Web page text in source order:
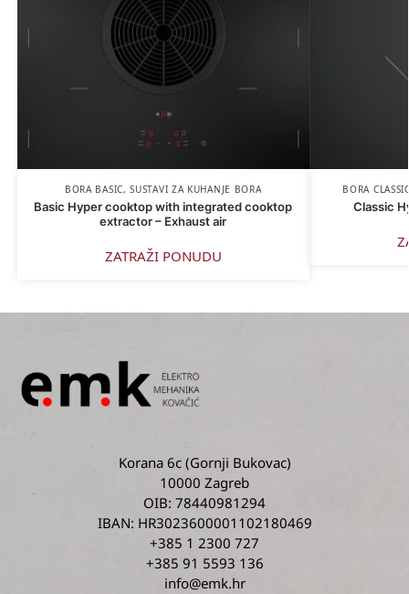
BORA BASIC,SUSTAVI ZA KUHANJE BORA
Basic Hyper cooktop with integrated cooktop
extractor – Exhaust air
ZATRAŽI PONUDU
BORA
Classic
Korana 6c(Gornji Bukovac)
10000 Zagreb
OIB: 78440981294
IBAN: HR3023600001102180469
+385 1 2300 727
+385 91 5593 136
info@emk.hr